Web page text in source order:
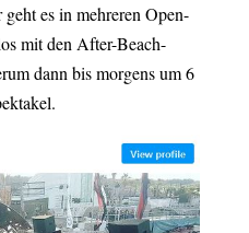
es in mehreren Open-
mit den After-Beach-
dann bis morgens um 6